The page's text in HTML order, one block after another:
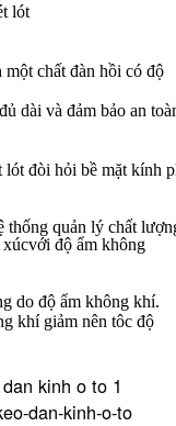
lót
chất đàn hồi có độ
dài và đảm bảo an
đòi hỏi bề mặt kính
thống quản lý chất
độ ẩm không
do độ ẩm không khí.
khí giảm nên tôc độ
dan-kinh-o-to